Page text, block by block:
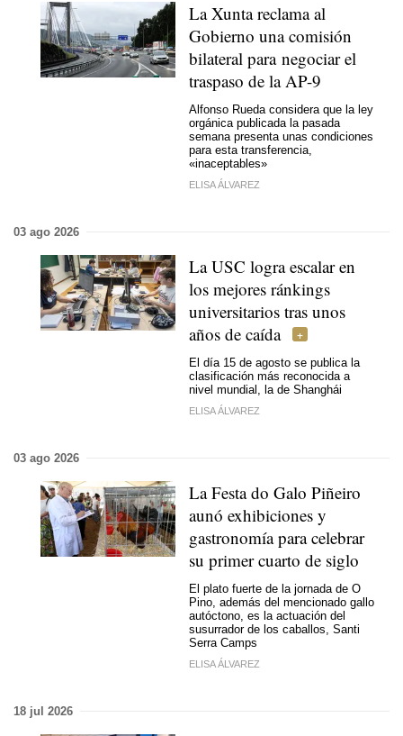
La Xunta reclama al
Gobierno una comisión
bilateral para negociar el
traspaso de la AP-9
Alfonso Rueda considera que la ley
orgánica publicada la pasada
semana presenta unas condiciones
para esta transferencia,
«inaceptables»
ELISA ÁLVAREZ
03 ago 2026
La USC logra escalar en
los mejores ránkings
universitarios tras unos
años de caída
El día 15 de agosto se publica la
clasificación más reconocida a
nivel mundial, la de Shanghái
ELISA ÁLVAREZ
03 ago 2026
La Festa do Galo Piñeiro
aunó exhibiciones y
gastronomía para celebrar
su primer cuarto de siglo
El plato fuerte de la jornada de O
Pino, además del mencionado gallo
autóctono, es la actuación del
susurrador de los caballos, Santi
Serra Camps
ELISA ÁLVAREZ
18 jul 2026